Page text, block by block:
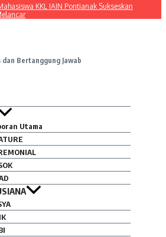
KKL IAIN Pontianak Sukseskan
Bertanggung Jawab
Utama